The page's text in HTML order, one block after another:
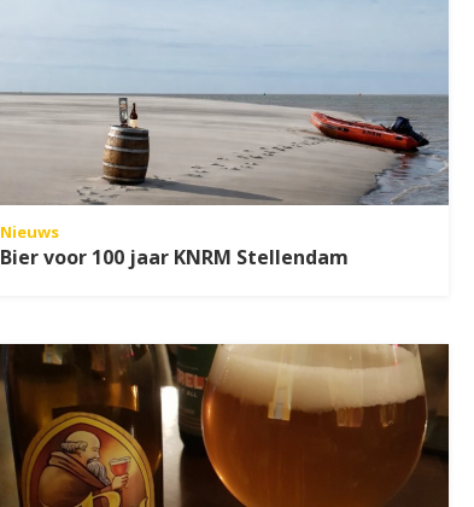
Nieuws
Bier voor 100 jaar KNRM Stellendam